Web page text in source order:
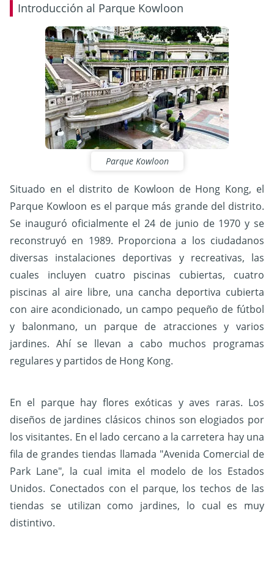
Introducción al Parque Kowloon
Parque Kowloon
Situado en el distrito de Kowloon de Hong Kong, el
Parque Kowloon es el parque más grande del distrito.
Se inauguró oficialmente el 24 de junio de 1970 y se
reconstruyó en 1989. Proporciona a los ciudadanos
diversas instalaciones deportivas y recreativas, las
cuales incluyen cuatro piscinas cubiertas, cuatro
piscinas al aire libre, una cancha deportiva cubierta
con aire acondicionado, un campo pequeño de fútbol
y balonmano, un parque de atracciones y varios
jardines. Ahí se llevan a cabo muchos programas
regulares y partidos de Hong Kong.
En el parque hay flores exóticas y aves raras. Los
diseños de jardines clásicos chinos son elogiados por
los visitantes. En el lado cercano a la carretera hay una
fila de grandes tiendas llamada "Avenida Comercial de
Park Lane", la cual imita el modelo de los Estados
Unidos. Conectados con el parque, los techos de las
tiendas se utilizan como jardines, lo cual es muy
distintivo.